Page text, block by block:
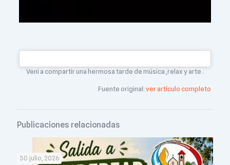
Veni a compartir una hermosa tarde de música ,relax y arte .
Fuente original:ver artículo completo
Publicaciones relacionadas
30 julio, 2026